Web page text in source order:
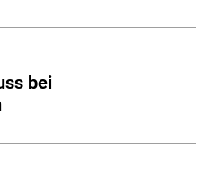
bei